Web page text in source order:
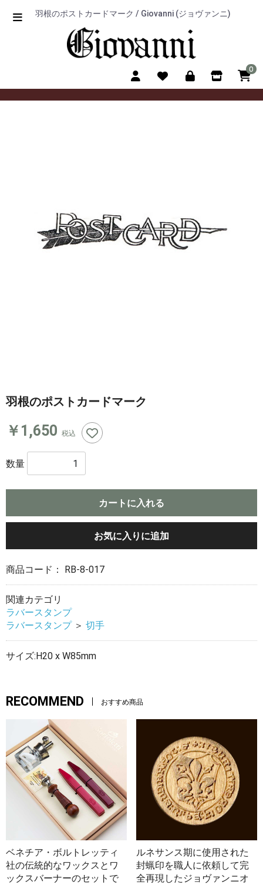
羽根のポストカードマーク / Giovanni (ジョヴァンニ)
0
羽根のポストカードマーク
￥1,650 税込
数量
カートに入れる
お気に入りに追加
商品コード： RB-8-017
関連カテゴリ
ラバースタンプ
ラバースタンプ ＞ 切手
サイズ:H20 x W85mm
RECOMMEND おすすめ商品
ベネチア・ボルトレッティ
社の伝統的なワックスとワ
ックスバーナーのセットで
ルネサンス期に使用された
封蝋印を職人に依頼して完
全再現したジョヴァンニオ